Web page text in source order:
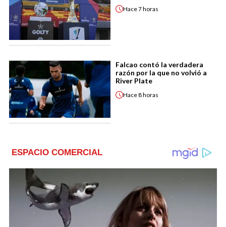
Hace7 horas
Falcao contó la verdadera
razón por la que no volvió a
River Plate
Hace8 horas